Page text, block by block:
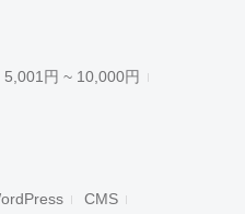
5,001円 ~ 10,000円
CMS